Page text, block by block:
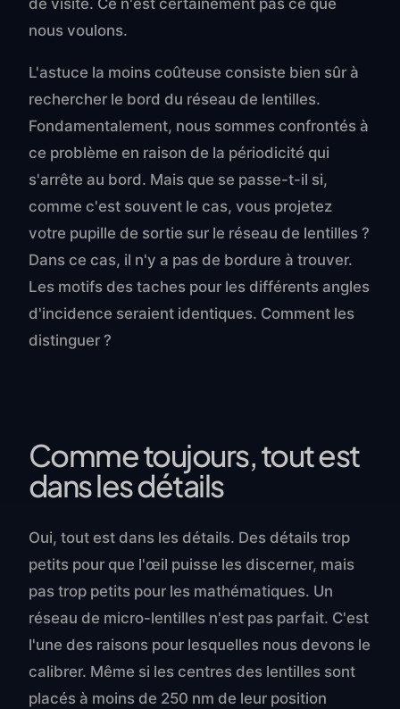
de visite. Ce n'est certainement pas ce que
nous voulons.
L'astuce la moins coûteuse consiste bien sûr à
rechercher le bord du réseau de lentilles.
Fondamentalement, nous sommes confrontés à
ce problème en raison de la périodicité qui
s'arrête au bord. Mais que se passe-t-il si,
comme c'est souvent le cas, vous projetez
votre pupille de sortie sur le réseau de lentilles ?
Dans ce cas, il n'y a pas de bordure à trouver.
Les motifs des taches pour les différents angles
d'incidence seraient identiques. Comment les
distinguer ?
Comme toujours, tout est
dans les détails
Oui, tout est dans les détails. Des détails trop
petits pour que l'œil puisse les discerner, mais
pas trop petits pour les mathématiques. Un
réseau de micro-lentilles n'est pas parfait. C'est
l'une des raisons pour lesquelles nous devons le
calibrer. Même si les centres des lentilles sont
placés à moins de 250 nm de leur position